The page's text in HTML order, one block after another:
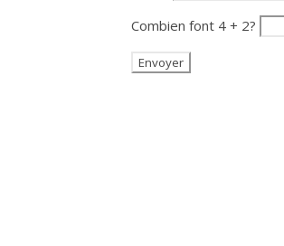
Combien font 4 + 2?